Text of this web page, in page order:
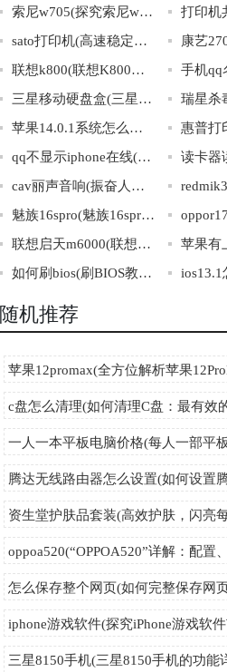
索尼w705(探究索尼w705的性能和特点)
sato打印机(高速稳定，效率出众：Sato打印机解决您的全套打印需求)
联想k800(联想K800：智能手机中的黑马)
三星移动硬盘盒(三星移动硬盘盒——高速便携，轻松存储！)
苹果14.0.1系统怎么样(苹果14.0.1系统表现如何？)
qq不显示iphone在线(如何解决QQ无法显示iPhone在线问题？)
cav丽声音响(振奋人心的音质，cav丽声万千音响)
魅族16spro(魅族16spro：旗舰手机之选)
联想启天m6000(联想启天m6000：性能稳定，助你畅玩多媒体)
如何刷bios(刷BIOS教程：完整步骤一网打尽)
随机推荐
c盘怎么清理(如何清理C盘：最有效
怎么保存整个网页(如何完整保存网
三星8150手机(三星8150手机的功能